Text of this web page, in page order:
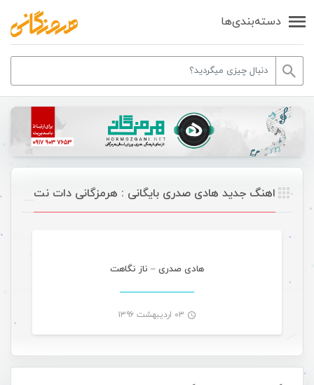
دسته‌بندی‌ها
اهنگ جدید هادی صدری بایگانی : هرمزگانی دات نت
هادی صدری – ناز نگاهت
۰۳ اردیبهشت ۱۳۹۶